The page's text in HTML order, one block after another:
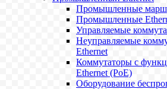
Промышленные
Промышленные
Управляемые
Неуправляемые
Ethernet
Коммутаторы с
Ethernet (PoE)
Оборудование